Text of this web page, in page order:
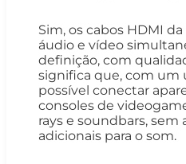
Sim, os cabos HDMI
áudio e vídeo
definição, com
significa que, com um
possível conectar
consoles de
rays e soundbars, sem
adicionais para o som.